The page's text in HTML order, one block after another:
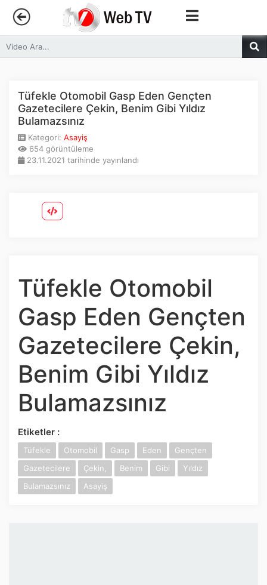
Anasayfa
Canlı Yayın
Kategoriler
Youtube
İnstagram
Twitter
Google Play
App Store
Tüfekle Otomobil Gasp Eden Gençten
Gazetecilere Çekin, Benim Gibi Yıldız
Bulamazsınız
Kategori: Asayiş
654 görüntüleme
23.11.2021 tarihinde yayınlandı
Tüfekle Otomobil
Gasp Eden Gençten
Gazetecilere Çekin,
Benim Gibi Yıldız
Bulamazsınız
Etiketler :
Tüfekle Otomobil Gasp Eden
Gençten
Gazetecilere
Çekin, Benim Gibi
Yıldız
Bulamazsınız
Asayiş